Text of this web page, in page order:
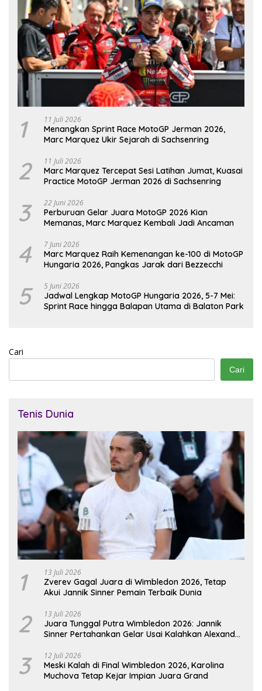
1 11 Juli 2026
Menangkan Sprint Race MotoGP Jerman 2026,
Marc Marquez Ukir Sejarah di Sachsenring
2 11 Juli 2026
Marc Marquez Tercepat Sesi Latihan Jumat, Kuasai
Practice MotoGP Jerman 2026 di Sachsenring
3 22 Juni 2026
Perburuan Gelar Juara MotoGP 2026 Kian
Memanas, Marc Marquez Kembali Jadi Ancaman
4 7 Juni 2026
Marc Marquez Raih Kemenangan ke-100 di MotoGP
Hungaria 2026, Pangkas Jarak dari Bezzecchi
5 5 Juni 2026
Jadwal Lengkap MotoGP Hungaria 2026, 5-7 Mei:
Sprint Race hingga Balapan Utama di Balaton Park
Cari
Cari
Tenis Dunia
1 13 Juli 2026
Zverev Gagal Juara di Wimbledon 2026, Tetap
Akui Jannik Sinner Pemain Terbaik Dunia
2 13 Juli 2026
Juara Tunggal Putra Wimbledon 2026: Jannik
Sinner Pertahankan Gelar Usai Kalahkan Alexander
3 12 Juli 2026
Meski Kalah di Final Wimbledon 2026, Karolina
Muchova Tetap Kejar Impian Juara Grand